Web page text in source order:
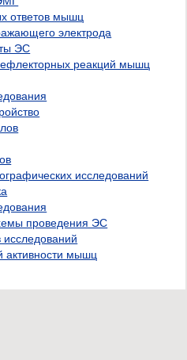
ответов мышц
электрода
ЭС
реакций мышц
исследований
проведения ЭС
активности мышц